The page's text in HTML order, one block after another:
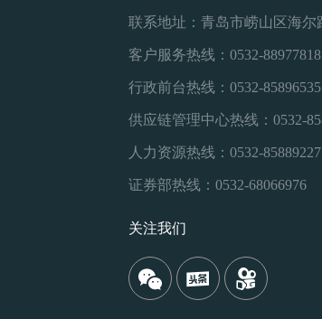
联系地址：青岛市崂山区海尔
客户服务热线：0532-88977818
行政前台热线：0532-85896535
供应链管理中心热线：0532-
人力资源热线：0532-85889227
证券部热线：0532-68066976
关注我们